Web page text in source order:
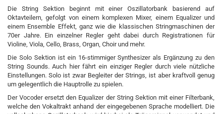
Die String Sektion beginnt mit einer Oszillatorbank basierend auf
Oktavteilern, gefolgt von einem komplexen Mixer, einem Equalizer und
einem Ensemble Effekt, ganz wie die klassischen Stringmaschinen der
70er Jahre. Ein einzelner Regler geht dabei durch Registrationen für
Violine, Viola, Cello, Brass, Organ, Choir und mehr.
Die Solo Sektion ist ein 16-stimmiger Synthesizer als Ergänzung zu den
String Sounds. Auch hier fährt ein einziger Regler durch viele nützliche
Einstellungen. Solo ist zwar Begleiter der Strings, ist aber kraftvoll genug
um gelegentlich die Hauptrolle zu spielen.
Der Vocoder ersetzt den Equalizer der String Sektion mit einer Filterbank,
welche den Vokaltrakt anhand der eingegebenen Sprache modelliert. Die